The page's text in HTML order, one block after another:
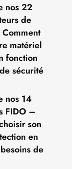
nos 22
de
matériel
fonction
sécurité
nos 14
FIDO –
son
en
de